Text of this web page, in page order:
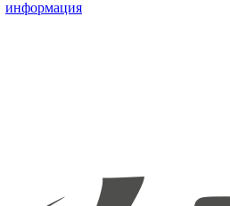
информация